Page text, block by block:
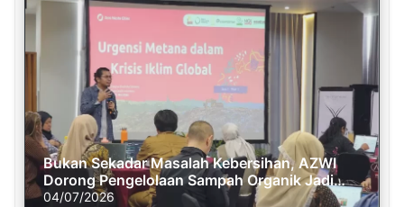
Bukan Sekadar Masalah Kebersihan, AZWI
Dorong Pengelolaan Sampah Organik Jadi
Solusi Krisis Iklim
04/07/2026